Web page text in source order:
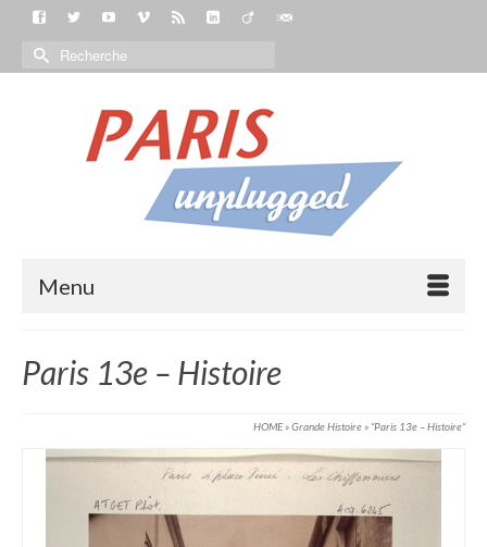
Menu
Paris 13e – Histoire
HOME»Grande Histoire » “Paris 13e – Histoire“